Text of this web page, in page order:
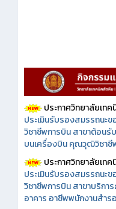
ประกาศวิทยาลัยเท
ประเมินรับรองสมรรถนะ
วิชาชีพการบิน สาขาต้อน
บนเครื่องบิน คุณวุฒิวิชาชี
ประกาศวิทยาลัยเท
ประเมินรับรองสมรรถนะ
วิชาชีพการบิน สาขาบริก
อาคาร อาชีพพนักงานสำ